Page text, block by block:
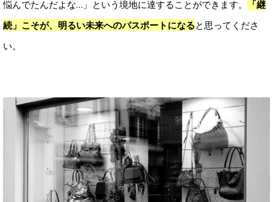
悩んでたんだよな…」という境地に達することができます。
「継
続」こそが、明るい未来へのパスポートになると思ってくださ
い。